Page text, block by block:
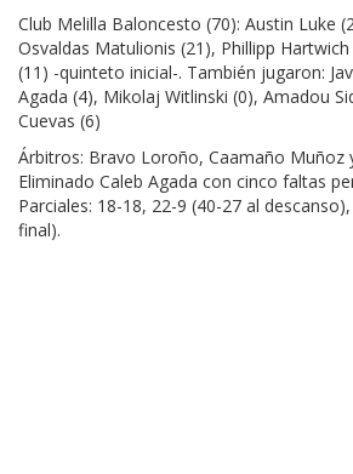
Club Melilla Baloncesto (70): Austin Luke
Osvaldas Matulionis (21), Phillipp
(11) -quinteto inicial-. También jugaron:
Agada (4), Mikolaj Witlinski (0), Amadou
Cuevas (6)
Árbitros: Bravo Loroño, Caamaño Muñoz
Eliminado Caleb Agada con cinco faltas
Parciales: 18-18, 22-9 (40-27 al
final).